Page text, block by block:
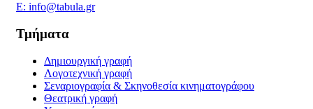
E: info@tabula.gr
Τμήματα
Δημιουργική γραφή
Λογοτεχνική γραφή
Σεναριογραφία & Σκηνοθεσία κινηματογράφου
Θεατρική γραφή